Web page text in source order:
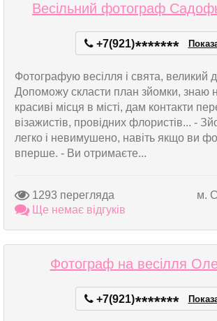
Весільний фотограф
+7(921)*******
Фотографую весілля і свята, великий
Допоможу скласти план зйомки, знаю
красиві місця в місті, дам контакти
візажистів, провідних флористів... -
легко і невимушено, навіть якщо ви
вперше. - Ви отримаєте...
1293 перегляда
м.
Ще немає відгуків
Фотограф на весілля
+7(921)*******